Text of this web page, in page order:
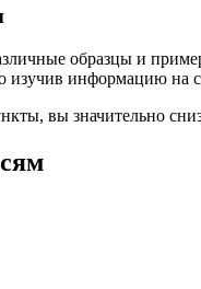
образцы и
изучив информацию на
вы значительно